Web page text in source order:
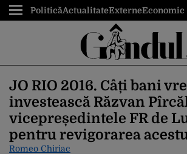
PoliticăActualitateExterneEconomic
JO RIO 2016. Câți bani
investească Răzvan
vicepreședintele FR de
pentru revigorarea
Romeo Chiriac